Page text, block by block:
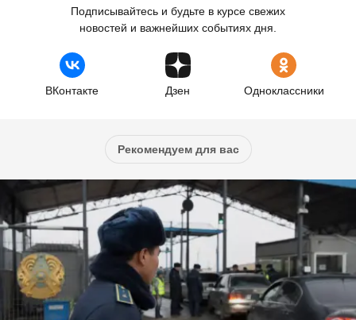
Подписывайтесь и будьте в курсе свежих
новостей и важнейших событиях дня.
ВКонтакте Дзен Одноклассники
Рекомендуем для вас